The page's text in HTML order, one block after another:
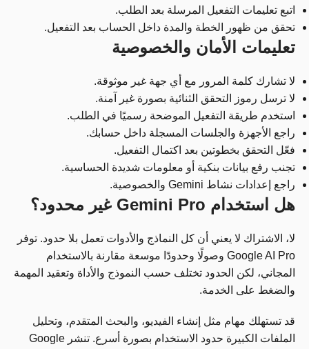
اتبع تعليمات التفعيل المرسلة بعد الطلب.
تحقق من ظهور الخطة والمدة داخل الحساب بعد التفعيل.
تعليمات الأمان والخصوصية
لا تشارك كلمة المرور مع أي جهة غير موثوقة.
لا ترسل رموز التحقق الثنائية بصورة غير آمنة.
استخدم طريقة التفعيل الموضحة رسميًا في الطلب.
راجع الأجهزة والجلسات المسجلة داخل حسابك.
فعّل التحقق بخطوتين بعد اكتمال التفعيل.
تجنب رفع بيانات بنكية أو معلومات شديدة الحساسية.
راجع إعدادات نشاط Gemini والخصوصية.
هل استخدام Gemini Pro غير محدود؟
لا، الاشتراك لا يعني أن كل النماذج والأدوات تعمل بلا حدود. توفر
Google AI Pro وصولًا وحدودًا موسعة مقارنة بالاستخدام
المجاني، لكن الحدود تختلف حسب النموذج والأداة وتعقيد المهمة
والضغط على الخدمة.
قد تستهلك مهام مثل إنشاء الفيديو، والبحث المتقدم، وتحليل
الملفات الكبيرة حدود الاستخدام بصورة أسرع. تنشر Google